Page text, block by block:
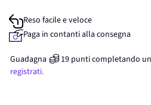
Reso facile e veloce
Paga in contanti alla consegna
Guadagna 19 punticompletando
registrati.